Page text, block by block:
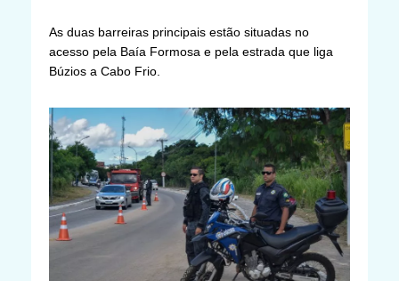
As duas barreiras principais estão situadas no
acesso pela Baía Formosa e pela estrada que liga
Búzios a Cabo Frio.